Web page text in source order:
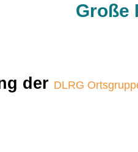
Große
der DLRG